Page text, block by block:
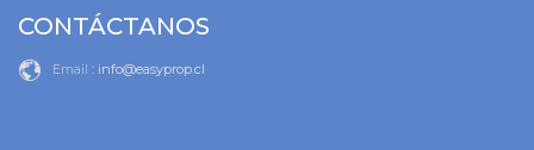
CONTÁCTANOS
Email : info@easyprop.cl